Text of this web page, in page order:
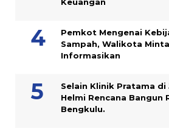
Keuangan
Pemkot Mengenai
Sampah, Walikota
Informasikan
Selain Klinik Pratama
Helmi Rencana Bangun
Bengkulu.